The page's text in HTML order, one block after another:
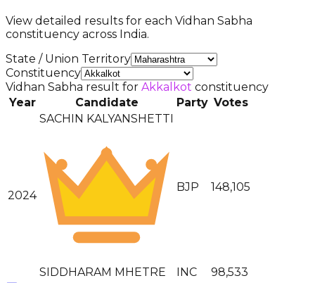
View detailed results for each Vidhan Sabha
constituency across India.
State / Union Territory
Constituency
Vidhan Sabha result for Akkalkot constituency
Year
Candidate Party Votes
2024
SACHIN KALYANSHETTI
BJP 148,105
SIDDHARAM MHETRE INC 98,533